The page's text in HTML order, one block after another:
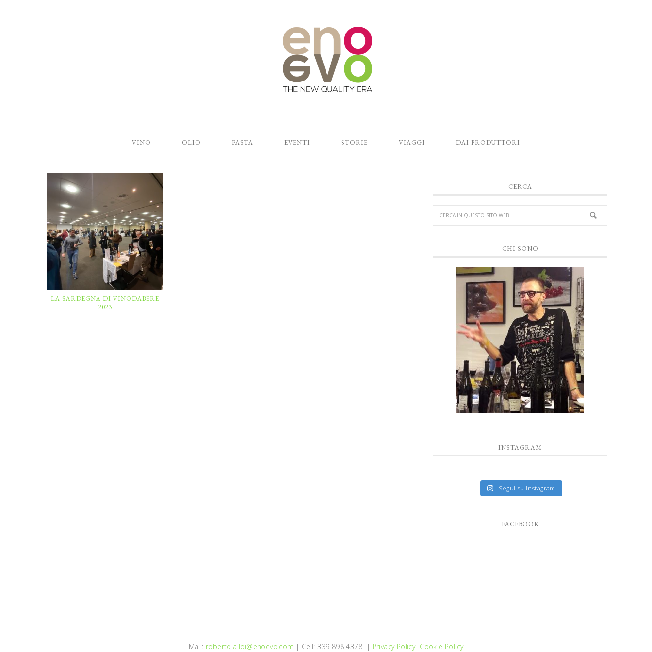
VINO OLIO PASTA EVENTI STORIE VIAGGI DAI PRODUTTORI
LA SARDEGNA DI VINODABERE
2023
CERCA
CHI SONO
INSTAGRAM
Segui su Instagram
FACEBOOK
Mail: roberto.alloi@enoevo.com | Cell: 339 898 4378 | Privacy Policy Cookie Policy